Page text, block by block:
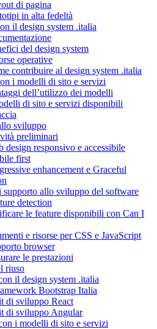
di pagina
in alta fedeltà
il design system .italia
del design system
operative
contribuire al design system .italia
i modelli di sito e servizi
dell’utilizzo dei modelli
di sito e servizi disponibili
sviluppo
preliminari
design responsivo e accessibile
first
enhancement e Graceful
supporto allo sviluppo del software
detection
le feature disponibili con Can I
e risorse per CSS e JavaScript
browser
le prestazioni
riuso
il design system .italia
Bootstrap Italia
di sviluppo React
di sviluppo Angular
i modelli di sito e servizi